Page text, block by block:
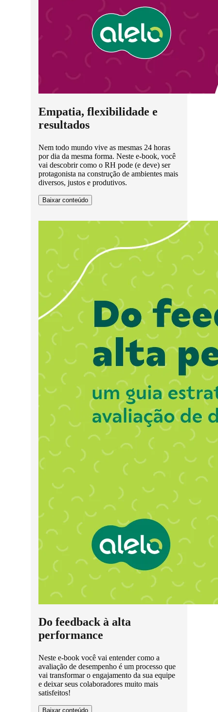
Empatia, flexibilidade e
resultados
Nem todo mundo vive as mesmas 24 horas
por dia da mesma forma. Neste e-book, você
vai descobrir como o RH pode (e deve) ser
protagonista na construção de ambientes mais
diversos, justos e produtivos.
Baixar conteúdo
Do feedback à alta
performance
Neste e-book você vai entender como a
avaliação de desempenho é um processo que
vai transformar o engajamento da sua equipe
e deixar seus colaboradores muito mais
satisfeitos!
Baixar conteúdo